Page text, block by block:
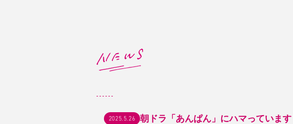
2025.5.26 朝ドラ「あんぱん」にハマっています